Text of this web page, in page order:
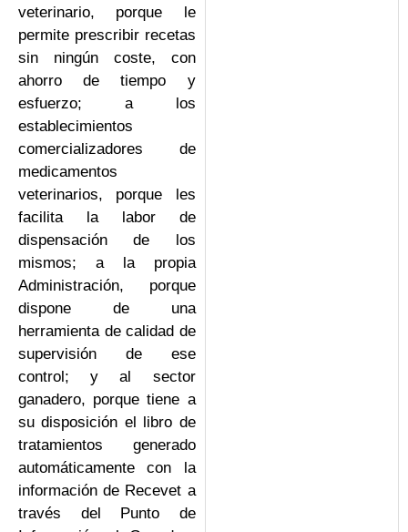
veterinario, porque le
permite prescribir recetas
sin ningún coste, con
ahorro de tiempo y
esfuerzo; a los
establecimientos
comercializadores de
medicamentos
veterinarios, porque les
facilita la labor de
dispensación de los
mismos; a la propia
Administración, porque
dispone de una
herramienta de calidad de
supervisión de ese
control; y al sector
ganadero, porque tiene a
su disposición el libro de
tratamientos generado
automáticamente con la
información de Recevet a
través del Punto de